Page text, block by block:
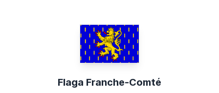
Flaga Franche-Comté